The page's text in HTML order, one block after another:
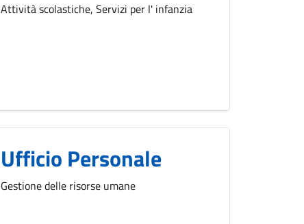
Attività scolastiche, Servizi per l' infanzia
Ufficio Personale
Gestione delle risorse umane